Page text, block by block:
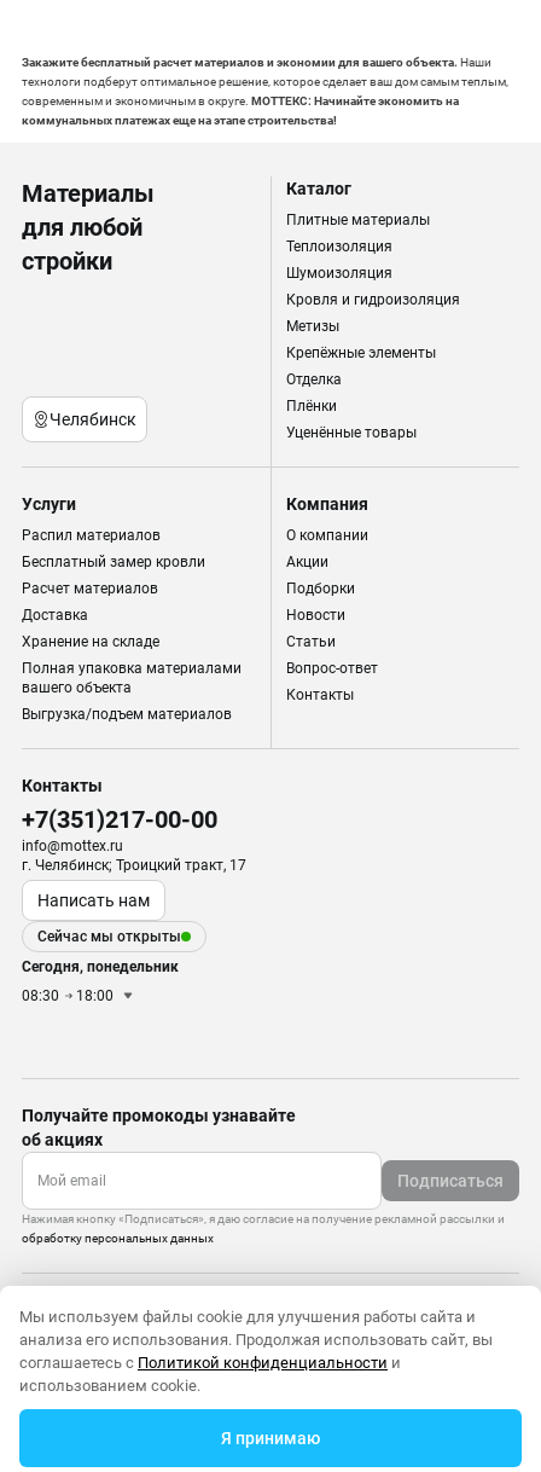
Закажите бесплатный расчет материалов и экономии для вашего объекта. Наши
технологи подберут оптимальное решение, которое сделает ваш дом самым теплым,
современным и экономичным в округе. МОТТЕКС: Начинайте экономить на
коммунальных платежах еще на этапе строительства!
Материалы
для любой
стройки
Челябинск
Каталог
Плитные материалы
Теплоизоляция
Шумоизоляция
Кровля и гидроизоляция
Метизы
Крепёжные элементы
Отделка
Плёнки
Уценённые товары
Услуги
Распил материалов
Бесплатный замер кровли
Расчет материалов
Доставка
Хранение на складе
Полная упаковка материалами
вашего объекта
Выгрузка/подъем материалов
Компания
О компании
Акции
Подборки
Новости
Статьи
Вопрос-ответ
Контакты
Контакты
+7(351)217-00-00
info@mottex.ru
г. Челябинск; Троицкий тракт, 17
Написать нам
Сейчас мы открыты
Сегодня, понедельник
08:30
18:00
Получайте промокоды узнавайте
об акциях
Подписаться
Нажимая кнопку «Подписаться», я даю согласие на получение рекламной рассылки и
обработку персональных данных
Политика конфиденциальности
Старая версия сайта
© 2010–2026 — ООО «Моттекс»
Мы используем файлы cookie для улучшения работы сайта и
анализа его использования. Продолжая использовать сайт, вы
соглашаетесь с Политикой конфиденциальности и
использованием cookie.
Я принимаю
Меню Корзина